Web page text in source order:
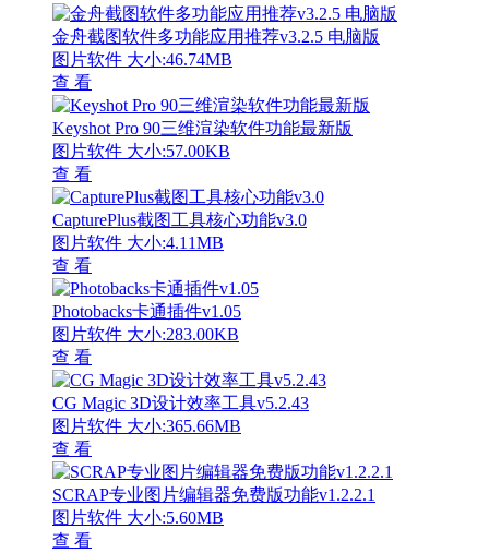
金舟截图软件多功能应用推荐v3.2.5 电脑版
图片软件 大小:46.74MB
查 看
Keyshot Pro 90三维渲染软件功能最新版
图片软件 大小:57.00KB
查 看
CapturePlus截图工具核心功能v3.0
图片软件 大小:4.11MB
查 看
Photobacks卡通插件v1.05
图片软件 大小:283.00KB
查 看
CG Magic 3D设计效率工具v5.2.43
图片软件 大小:365.66MB
查 看
SCRAP专业图片编辑器免费版功能v1.2.2.1
图片软件 大小:5.60MB
查 看